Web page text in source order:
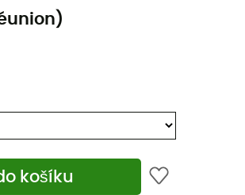
košíku